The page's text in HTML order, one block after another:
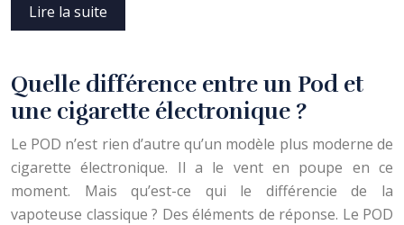
Lire la suite
Quelle différence entre un Pod et
une cigarette électronique ?
Le POD n’est rien d’autre qu’un modèle plus moderne de
cigarette électronique. Il a le vent en poupe en ce
moment. Mais qu’est-ce qui le différencie de la
vapoteuse classique ? Des éléments de réponse. Le POD